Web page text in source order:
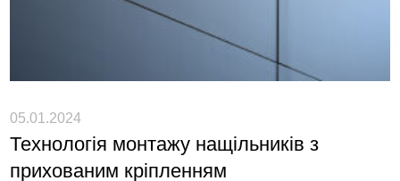
05.01.2024
Технологія монтажу нащільників з
прихованим кріпленням